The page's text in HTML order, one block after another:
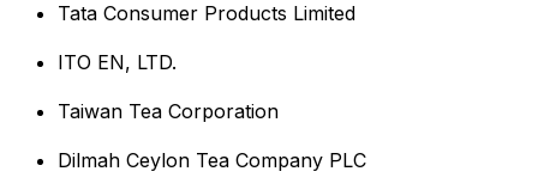
Tata Consumer Products Limited
ITO EN, LTD.
Taiwan Tea Corporation
Dilmah Ceylon Tea Company PLC